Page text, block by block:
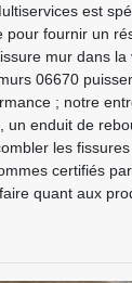
est
pour fournir un
mur dans la
06670
; notre
un enduit de
les
certifiés
quant aux